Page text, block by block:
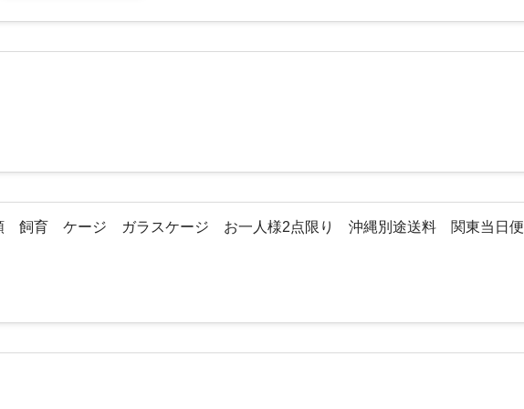
育 ケージ ガラスケージ お一人様2点限り 沖縄別途送料 関東当日便